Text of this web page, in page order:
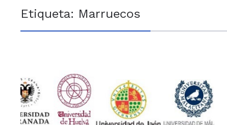
navigation
Etiqueta: Marruecos